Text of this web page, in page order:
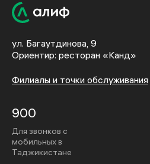
ул. Багаутдинова, 9
Ориентир: ресторан «Канд»
Филиалы и точки обслуживания
900
Для звонков с
мобильных в
Таджикистане